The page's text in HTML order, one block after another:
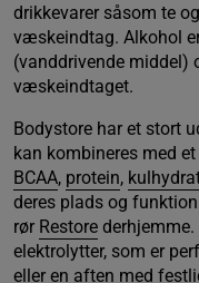
drikkevarer såsom te
væskeindtag. Alkohol
(vanddrivende middel)
væskeindtaget.
Bodystore har et stort
kan kombineres med
BCAA, protein,
deres plads og
rør Restore derhjemme.
elektrolytter, som er
eller en aften med